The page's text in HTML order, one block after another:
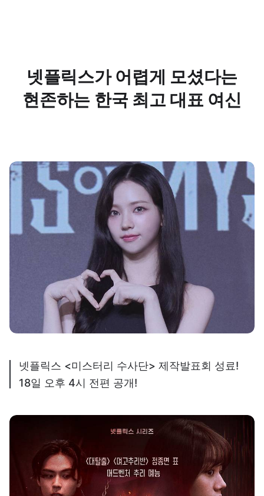
넷플릭스가 어렵게 모셨다는
현존하는 한국 최고 대표 여신
넷플릭스 <미스터리 수사단> 제작발표회 성료!
18일 오후 4시 전편 공개!